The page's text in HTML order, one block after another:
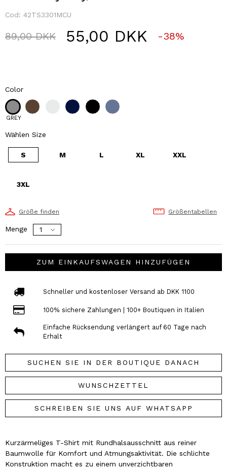
Cod: 42TS3301MCU
Price reduced from
89,00 DKKto 55,00 DKK -38%
Color
GREY
Wählen Size
S M L XL XXL
3XL
Größe finden Größentabellen
Menge
ZUM EINKAUFSWAGEN HINZUFÜGEN
Schneller und kostenloser Versand ab DKK 1100
100% sichere Zahlungen | 100+ Boutiquen in Italien
Einfache Rücksendung verlängert auf 60 Tage nach
Erhalt
SUCHEN SIE IN DER BOUTIQUE DANACH
WUNSCHZETTEL
SCHREIBEN SIE UNS AUF WHATSAPP
Kurzärmeliges T-Shirt mit Rundhalsausschnitt aus reiner
Baumwolle für Komfort und Atmungsaktivität. Die schlichte
Konstruktion macht es zu einem unverzichtbaren